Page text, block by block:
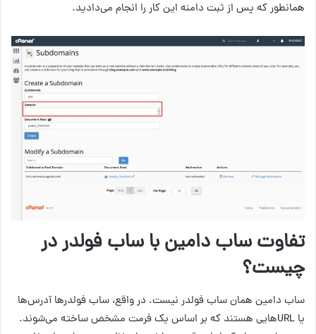
همانطور که پس از ثبت دامنه این کار را انجام می‌دادید.
تفاوت ساب دامین با ساب فولدر در
چیست؟
ساب دامین همان ساب فولدر نیست. در واقع، ساب فولدرها آدرس‌ها
یا URL‌هایی هستند که بر اساس یک فرمت مشخص ساخته می‌شوند.